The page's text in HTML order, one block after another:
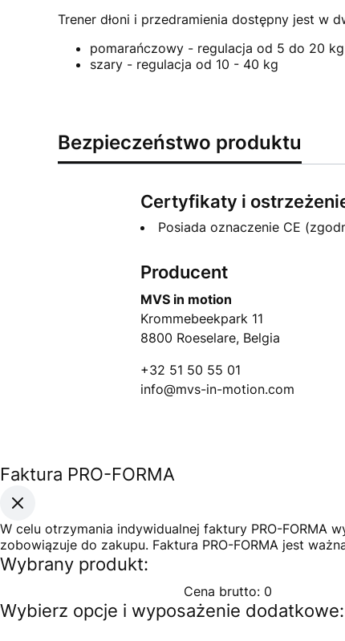
Trener dłoni i przedramienia dostępny jest w
pomarańczowy - regulacja od 5 do 20 kg
szary - regulacja od 10 - 40 kg
Bezpieczeństwo produktu
Certyfikaty i
Posiada oznaczenie CE
Producent
MVS in motion
Krommebeekpark 11
8800 Roeselare, Belgia
+32 51 50 55 01
info@mvs-in-motion.com
Faktura PRO-FORMA
W celu otrzymania indywidualnej faktury PRO-FORMA
zobowiązuje do zakupu. Faktura PRO-FORMA jest
Wybrany produkt:
Cena brutto: 0
Wybierz opcje i wyposażenie dodatkowe: